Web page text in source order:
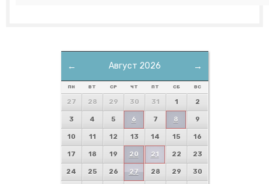
← →
Август 2026
ПН ВТ СР ЧТ ПТ СБ ВС
27 28 29 30 31 1 2
3 4 5 6 7 8 9
10 11 12 13 14 15 16
17 18 19 20 21 22 23
24 25 26 27 28 29 30